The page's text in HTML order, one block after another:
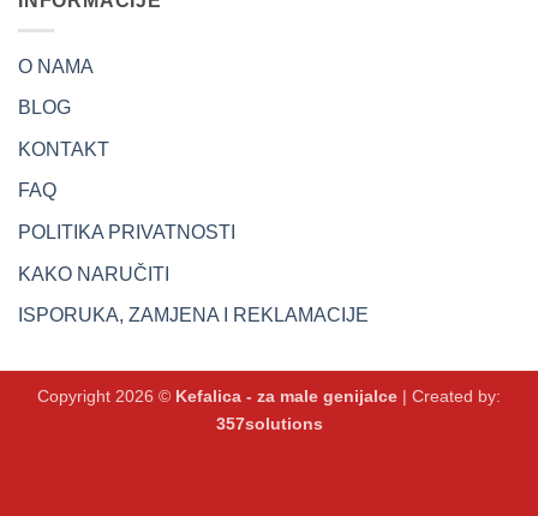
O NAMA
BLOG
KONTAKT
FAQ
POLITIKA PRIVATNOSTI
KAKO NARUČITI
ISPORUKA, ZAMJENA I REKLAMACIJE
Copyright 2026 © Kefalica - za male genijalce | Created by:
357solutions